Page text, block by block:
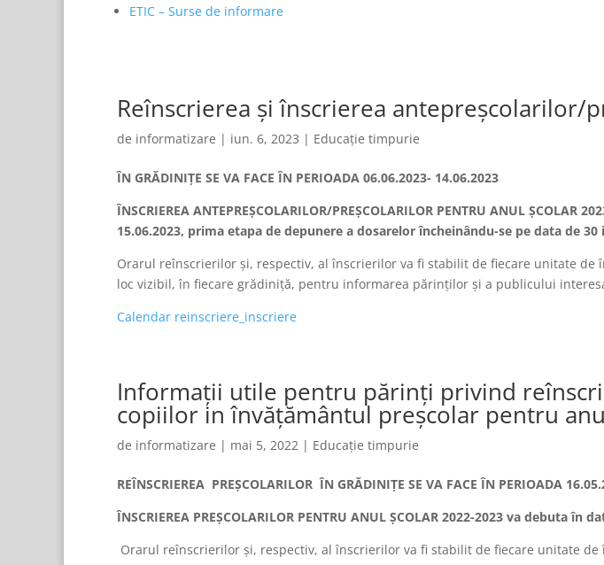
ETIC – Surse de informare
Reînscrierea și înscrierea antepreșcolarilor/
de informatizare | iun. 6, 2023 | Educație timpurie
ÎN GRĂDINIȚE SE VA FACE ÎN PERIOADA 06.06.2023- 14.06.2023
ÎNSCRIEREA ANTEPREȘCOLARILOR/PREȘCOLARILOR PENTRU ANUL ŞCOLAR
15.06.2023, prima etapa de depunere a dosarelor încheinându-se pe data de 30
Orarul reînscrierilor şi, respectiv, al înscrierilor va fi stabilit de fiecare unitate de
loc vizibil, în fiecare grădiniță, pentru informarea părinților şi a publicului
Calendar reinscriere_inscriere
Informații utile pentru părinți privind
copiilor in învățământul preșcolar pentru
de informatizare | mai 5, 2022 | Educație timpurie
REÎNSCRIEREA PREŞCOLARILOR ÎN GRĂDINIȚE SE VA FACE ÎN PERIOADA
ÎNSCRIEREA PREȘCOLARILOR PENTRU ANUL ŞCOLAR 2022-2023 va debutaîn
Orarul reînscrierilor şi, respectiv, al înscrierilor va fi stabilit de fiecare unitate de